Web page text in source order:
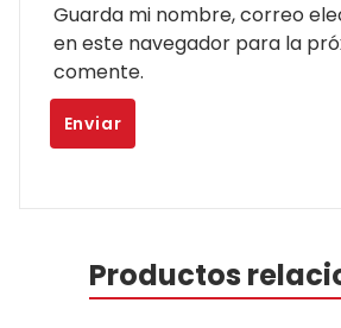
Guarda mi nombre, correo
en este navegador para la
comente.
Productos